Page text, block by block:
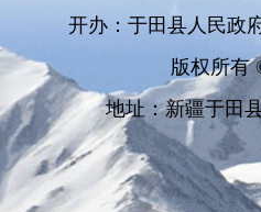
开办：于田县人民政
版权所有
地址：新疆于田